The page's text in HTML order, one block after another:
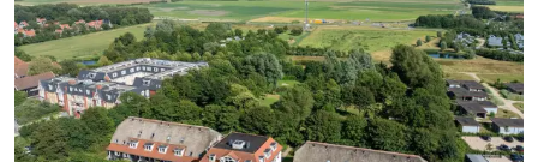
De
Oase
-
Duinoord
-
Ginsterveld
-